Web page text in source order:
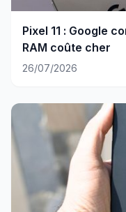
Pixel 11 : Google
RAM coûte cher
26/07/2026